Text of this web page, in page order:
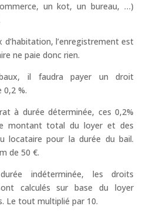
un kot, un bureau, …)
d’habitation, l’enregistrement est
ne paie donc rien.
il faudra payer un droit
0,2 %.
à durée déterminée, ces 0,2%
montant total du loyer et des
locataire pour la durée du bail.
de 50 €.
indéterminée, les droits
calculés sur base du loyer
Le tout multiplié par 10.